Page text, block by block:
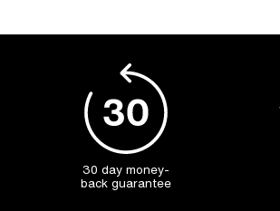
30 day money-
back guarantee